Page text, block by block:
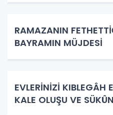
RAMAZANIN
BAYRAMIN MÜJDESİ
EVLERİNİZİ KIBLEGÂH
KALE OLUŞU VE